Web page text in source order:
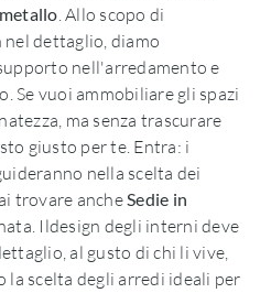
. Allo scopo di
dettaglio, diamo
nell'arredamento e
Se vuoi ammobiliare gli spazi
ma senza trascurare
giusto per te. Entra: i
nella scelta dei
trovare ancheSedie in
Ildesign degli interni deve
al gusto di chi li vive,
la scelta degli arredi ideali per